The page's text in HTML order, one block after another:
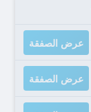
عرض الصفقة
عرض الصفقة